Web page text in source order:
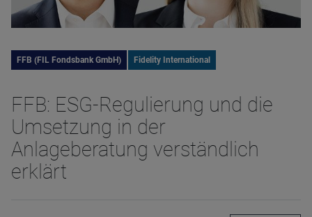
FFB (FIL Fondsbank GmbH) Fidelity International
FFB: ESG-Regulierung und die
Umsetzung in der
Anlageberatung verständlich
erklärt